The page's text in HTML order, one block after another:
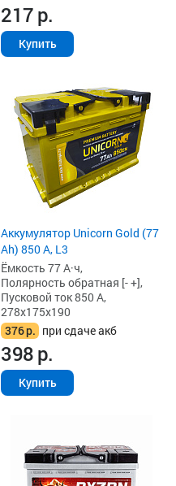
217р.
Купить
Аккумулятор Unicorn Gold (77
Ah) 850 А, L3
Ёмкость 77 А·ч,
Полярность обратная [- +],
Пусковой ток 850 А,
278x175x190
376р. при сдаче акб
398р.
Купить